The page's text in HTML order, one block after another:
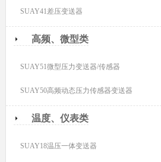
SUAY41差压变送器
高频、微型类
SUAY51微型压力变送器/传感器
SUAY50高频动态压力传感器变送器
温度、仪表类
SUAY18温压一体变送器